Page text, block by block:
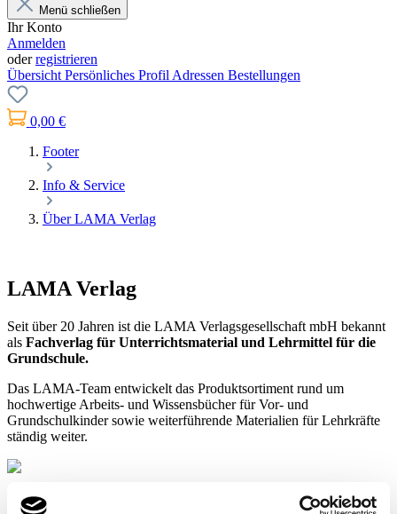
Menü schließen
Ihr Konto
Anmelden
oderregistrieren
Übersicht Persönliches Profil Adressen Bestellungen
0,00 €
Footer
Info & Service
Über LAMA Verlag
LAMA Verlag
Seit über 20 Jahren ist die LAMA Verlagsgesellschaft mbH bekannt
als Fachverlag für Unterrichtsmaterial und Lehrmittel für die
Grundschule.
Das LAMA-Team entwickelt das Produktsortiment rund um
hochwertige Arbeits- und Wissensbücher für Vor- und
Grundschulkinder sowie weiterführende Materialien für Lehrkräfte
ständig weiter.